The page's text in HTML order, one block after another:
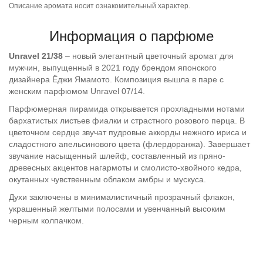
Описание аромата носит ознакомительный характер.
Информация о парфюме
Unravel 21/38 – новый элегантный цветочный аромат для
мужчин, выпущенный в 2021 году брендом японского
дизайнера Ёджи Ямамото. Композиция вышла в паре с
женским парфюмом Unravel 07/14.
Парфюмерная пирамида открывается прохладными нотами
бархатистых листьев фиалки и страстного розового перца. В
цветочном сердце звучат пудровые аккорды нежного ириса и
сладостного апельсинового цвета (флердоранжа). Завершает
звучание насыщенный шлейф, составленный из пряно-
древесных акцентов нагармоты и смолисто-хвойного кедра,
окутанных чувственным облаком амбры и мускуса.
Духи заключены в минималистичный прозрачный флакон,
украшенный желтыми полосами и увенчанный высоким
черным колпачком.